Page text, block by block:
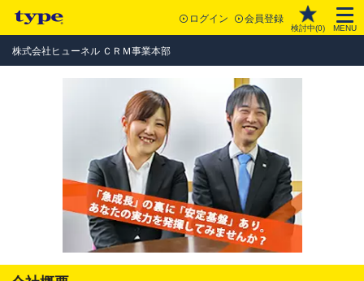
ログイン 会員登録
検討中(0) MENU
株式会社ヒューネル ＣＲＭ事業本部